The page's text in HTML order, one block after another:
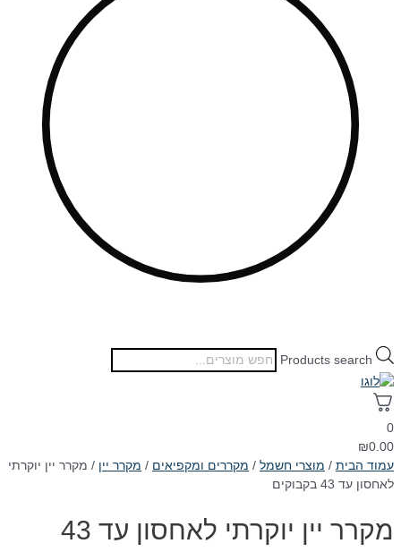
Products search
0
₪0.00
עמוד הבית / מוצרי חשמל / מקררים ומקפיאים / מקרר יין / מקרר יין יוקרתי
לאחסון עד 43 בקבוקים
מקרר יין יוקרתי לאחסון עד 43